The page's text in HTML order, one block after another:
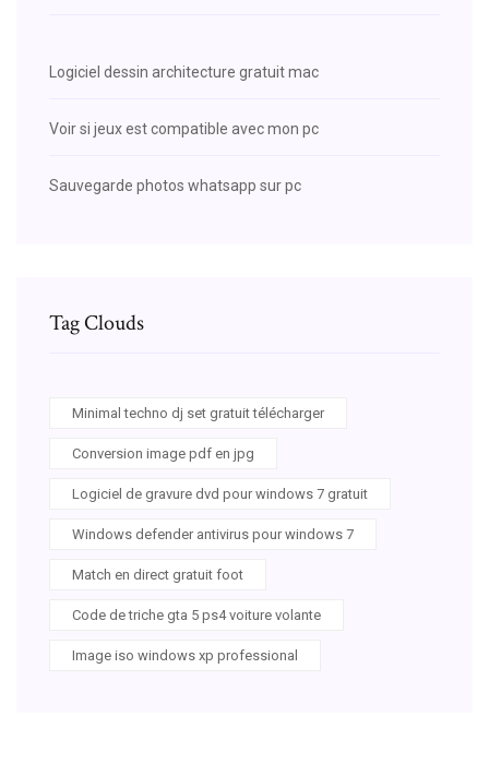
Logiciel dessin architecture gratuit mac
Voir si jeux est compatible avec mon pc
Sauvegarde photos whatsapp sur pc
Tag Clouds
Minimal techno dj set gratuit télécharger
Conversion image pdf en jpg
Logiciel de gravure dvd pour windows 7 gratuit
Windows defender antivirus pour windows 7
Match en direct gratuit foot
Code de triche gta 5 ps4 voiture volante
Image iso windows xp professional